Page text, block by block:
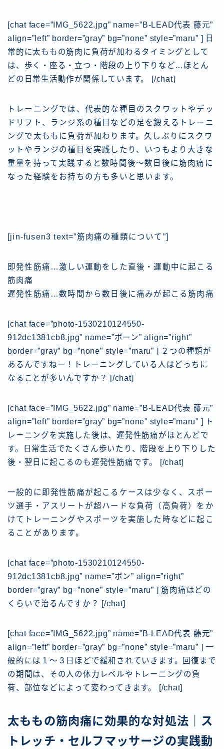
[chat face=”IMG_5622.jpg” name=”B-LEAD代表 藤元”
align=”left” border=”gray” bg=”none” style=”maru” ] 日
常的に太ももの筋肉に負荷が加わるタイミングとして
は、歩く・座る・立つ・階段の上り下りなど…ほとん
どの日常生活動作が関係しています。
[/chat]
トレーニングでは、代表的な種目のスクワットやデッ
ドリフト、ランジ系の種目などの足を鍛えるトレーニ
ングで太ももに負荷が加わります。久しぶりにスクワ
ットやランジの種目を実践したり、いつもより大きな
重量を持って実践すると数時間後〜数日後に筋肉痛に
なった経験をお持ちの方も多いと思います。
[jin-fusen3 text=”筋肉痛の種類について”]
即発性筋痛…激しい運動をした直後・運動中 に起こる
筋肉痛
遅発性筋痛…数時間から数日後 に痛みが起こる筋肉痛
[chat face=”photo-1530210124550-
912dc1381cb8.jpg” name=”ボーン” align=”right”
border=”gray” bg=”none” style=”maru” ] ２つの種類が
あるんですねー！トレーニングしている人はどっちに
なることが多いんですか？ [/chat]
[chat face=”IMG_5622.jpg” name=”B-LEAD代表 藤元”
align=”left” border=”gray” bg=”none” style=”maru” ] ト
レーニングを実施した後は、遅発性筋痛がほとんどで
す。日常生活でたくさん歩いたり、階段を上り下りした
後・翌日に起こるのも遅発性筋痛です。
[/chat]
一般的に即発性筋痛が起こるケースは少なく、スポー
ツ選手・アスリートが超ハードな負荷（高負荷）をか
けてトレーニングやスポーツを実施した時などに起こ
ることがあります。
[chat face=”photo-1530210124550-
912dc1381cb8.jpg” name=”ボン” align=”right”
border=”gray” bg=”none” style=”maru” ] 筋肉痛はどの
くらいで治るんですか？ [/chat]
[chat face=”IMG_5622.jpg” name=”B-LEAD代表 藤元”
align=”left” border=”gray” bg=”none” style=”maru” ] 一
般的には １〜３日ほどで緩和 されていきます。回復まで
の期間は、その人の体力レベルやトレーニングの負
荷、部位などによって変わってきます。
[/chat]
太ももの筋肉痛に効果的な対処法｜ス
トレッチ・セルフマッサージの実践動